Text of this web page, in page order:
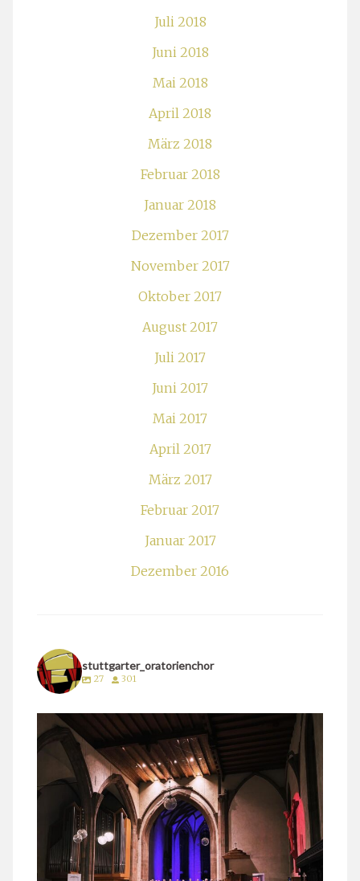
Juli 2018
Juni 2018
Mai 2018
April 2018
März 2018
Februar 2018
Januar 2018
Dezember 2017
November 2017
Oktober 2017
August 2017
Juli 2017
Juni 2017
Mai 2017
April 2017
März 2017
Februar 2017
Januar 2017
Dezember 2016
stuttgarter_oratorienchor
27 301
stuttgarter_oratorienchor
März 24